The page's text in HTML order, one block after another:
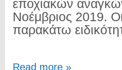
εποχιακών
Νοέμβριος 2019.
παρακάτω
Read more »